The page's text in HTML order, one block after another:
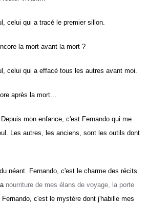
celui qui a tracé le premier sillon.
la mort avant la mort ?
celui qui a effacé tous les autres avant moi.
après la mort...
Depuis mon enfance, c'est Fernando qui me
Les autres, les anciens, sont les outils dont
néant. Fernando, c'est le charme des récits
nourriture de mes élans de voyage, la porte
Fernando, c'est le mystère dont j'habille mes